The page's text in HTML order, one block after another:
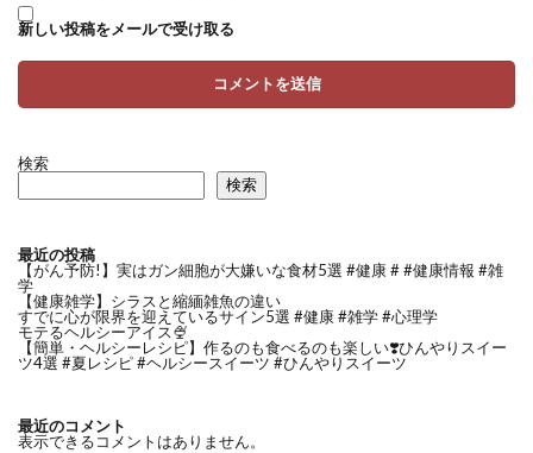
新しい投稿をメールで受け取る
検索
検索
最近の投稿
【がん予防!】実はガン細胞が大嫌いな食材5選 #健康 # #健康情報 #雑
学
【健康雑学】シラスと縮緬雑魚の違い
すでに心が限界を迎えているサイン5選 #健康 #雑学 #心理学
モテるヘルシーアイス🍨
【簡単・ヘルシーレシピ】作るのも食べるのも楽しい❣️ひんやりスイー
ツ4選 #夏レシピ #ヘルシースイーツ #ひんやりスイーツ
最近のコメント
表示できるコメントはありません。